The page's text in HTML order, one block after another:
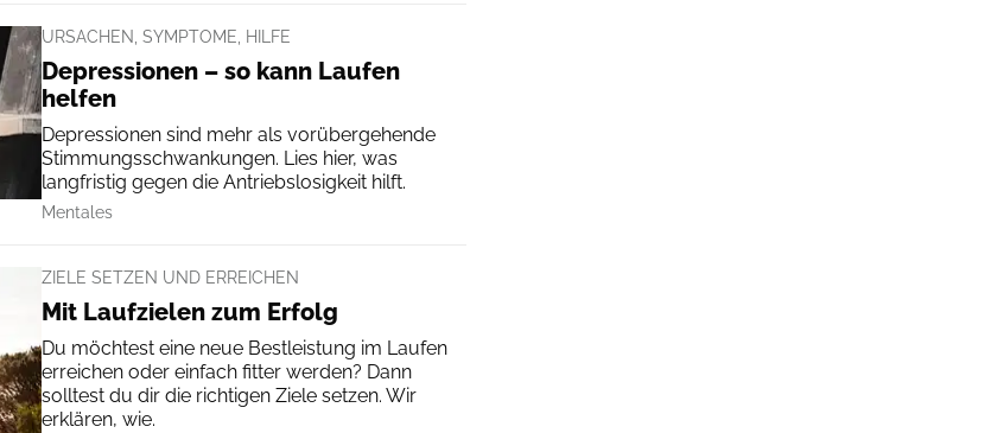
URSACHEN, SYMPTOME, HILFE
Depressionen – so kann Laufen
helfen
Depressionen sind mehr als vorübergehende
Stimmungsschwankungen. Lies hier, was
langfristig gegen die Antriebslosigkeit hilft.
Mentales
ZIELE SETZEN UND ERREICHEN
Mit Laufzielen zum Erfolg
Du möchtest eine neue Bestleistung im Laufen
erreichen oder einfach fitter werden? Dann
solltest du dir die richtigen Ziele setzen. Wir
erklären, wie.